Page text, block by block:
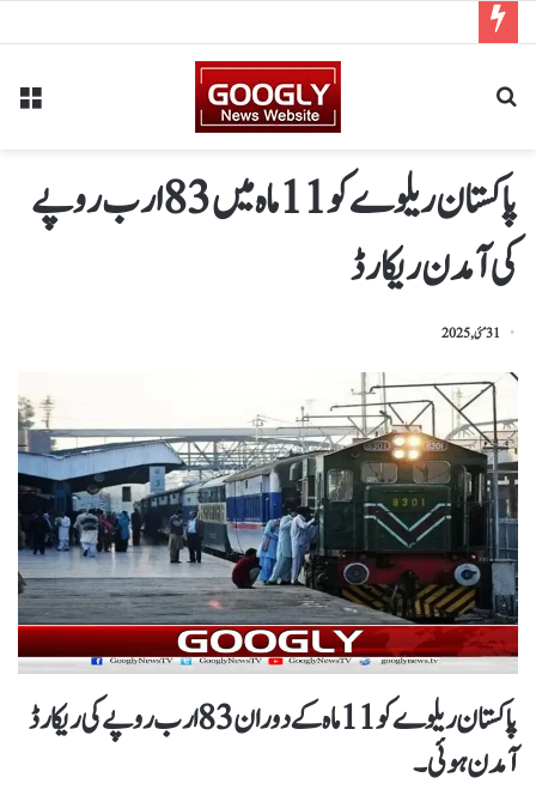
پاکستان ریلوے کو 11 ماہ میں 83 ارب روپے
کی آمدن ریکارڈ
31 مئی, 2025
پاکستان ریلوے کو 11 ماہ کے دوران 83 ارب روپے کی ریکارڈ
آمدن ہوئی۔